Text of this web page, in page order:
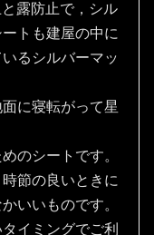
露防止で，シル
トも建屋の中に
るシルバーマッ
に寝転がって星
のシートです。
節の良いときに
いいものです。
イミングでご利